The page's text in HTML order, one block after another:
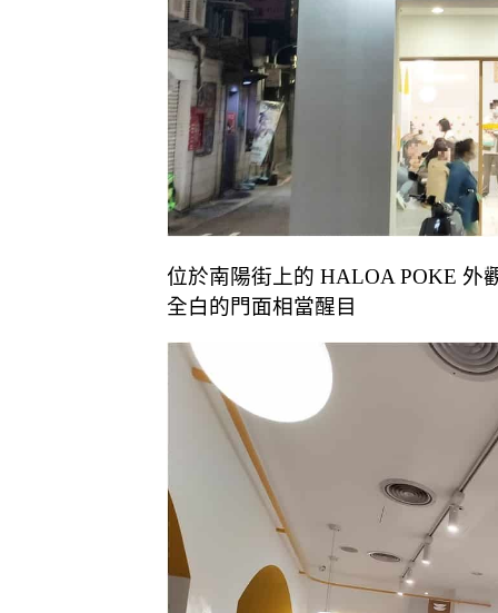
位於南陽街上的 HALOA POKE 外
全白的門面相當醒目